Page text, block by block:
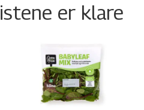
er klare